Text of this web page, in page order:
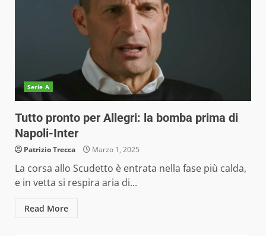
Serie A
Tutto pronto per Allegri: la bomba prima di
Napoli-Inter
Patrizio Trecca Marzo 1, 2025
La corsa allo Scudetto è entrata nella fase più calda,
e in vetta si respira aria di...
Read More